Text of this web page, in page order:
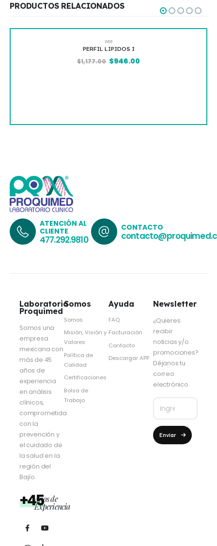
PRODUCTOS RELACIONADOS
WEB
PERFIL LIPIDOS I
$1,177.00 $946.00
ATENCIÓN AL
CLIENTE
477.292.9810
CONTACTO
Laboratorio
Proquimed
Somos una
empresa
mexicana con
más de 45
años de
experiencia
en análisis
clínicos,
comprometida
con la
prevención y
el cuidado de
la salud en la
región del
Bajío.
+45Años de
Experiencia
Somos
Somos
Misión, Visión y
Valores
Política de
Calidad
Certificaciones
Bolsa de
Trabajo
Ayuda
FAQ
Facturación
Contacto
Descargar APP
Newsletter
¿Quieres
recibir
noticias y/o
promociones?
Déjanos tu
correo
electrónico.
Enviar